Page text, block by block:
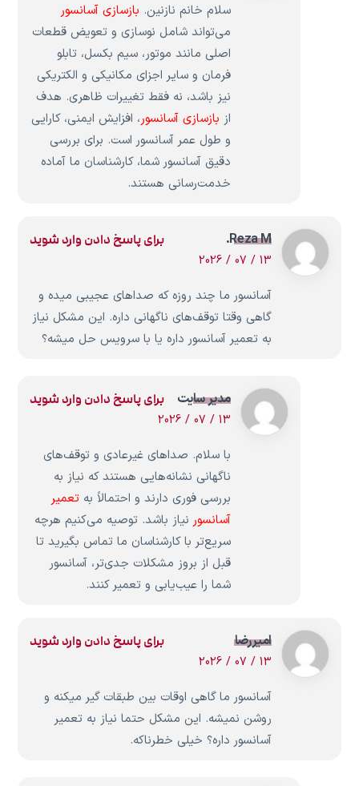
سلام خانم نازنین. بازسازی آسانسور
می‌تواند شامل نوسازی و تعویض قطعات
اصلی مانند موتور، سیم بکسل، تابلو
فرمان و سایر اجزای مکانیکی و الکتریکی
نیز باشد، نه فقط تغییرات ظاهری. هدف
از بازسازی آسانسور، افزایش ایمنی، کارایی
و طول عمر آسانسور است. برای بررسی
دقیق آسانسور شما، کارشناسان ما آماده
خدمت‌رسانی هستند.
Reza M.
13 / 07 / 2026
آسانسور ما چند روزه که صداهای عجیبی میده و
گاهی وقتا توقف‌های ناگهانی داره. این مشکل نیاز
به تعمیر آسانسور داره یا با سرویس حل میشه؟
برای پاسخ دادن وارد شوید
مدیر سایت
13 / 07 / 2026
با سلام. صداهای غیرعادی و توقف‌های
ناگهانی نشانه‌هایی هستند که نیاز به
بررسی فوری دارند و احتمالاً به تعمیر
آسانسور نیاز باشد. توصیه می‌کنیم هرچه
سریع‌تر با کارشناسان ما تماس بگیرید تا
قبل از بروز مشکلات جدی‌تر، آسانسور
شما را عیب‌یابی و تعمیر کنند.
برای پاسخ دادن وارد شوید
امیررضا
13 / 07 / 2026
آسانسور ما گاهی اوقات بین طبقات گیر میکنه و
روشن نمیشه. این مشکل حتما نیاز به تعمیر
آسانسور داره؟ خیلی خطرناکه.
برای پاسخ دادن وارد شوید